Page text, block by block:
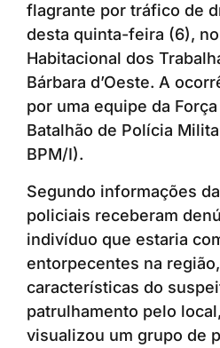
flagrante por tráfico de
desta quinta-feira (6),
Habitacional dos
Bárbara d’Oeste. A
por uma equipe da Força
Batalhão de Polícia
BPM/I).
Segundo informações
policiais receberam
indivíduo que estaria
entorpecentes na
características do
patrulhamento pelo
visualizou um grupo de